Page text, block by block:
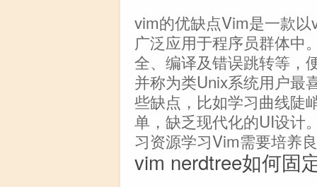
vim的优缺点Vim是一款
广泛应用于程序员群体中
全、编译及错误跳转等，
并称为类Unix系统用户最
些缺点，比如学习曲线陡
单，缺乏现代化的UI设计
习资源学习Vim需要培养
vim nerdtree如何固